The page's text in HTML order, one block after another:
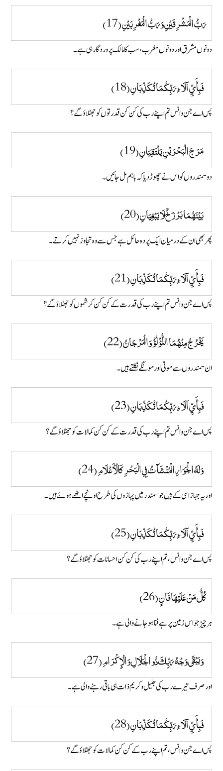
رَبُّ الْمَشْرِقَيْنِ وَرَبُّ الْمَغْرِبَيْنِ (17)
دونوں مشرق اور دونوں مغرب ، سب کا مالک پروردگار ہی ہے۔
فَبِأَيِّ آلَاءِ رَبِّكُمَا تُكَذِّبَانِ (18)
پس اے جن و انس تم اپنے رب کی کن کن قدرتوں کو جھٹلاؤ گے ؟
مَرَجَ الْبَحْرَيْنِ يَلْتَقِيَانِ (19)
دو سمندروں کو اس نے چھوڑ دیا کہ با ہم مل جائیں ۔
بَيْنَهُمَا بَرْزَخٌ لَا يَبْغِيَانِ (20)
پھر بھی ان کے درمیان ایک پردہ حائل ہے جس سے وہ تجاوز نہیں کرتے۔
فَبِأَيِّ آلَاءِ رَبِّكُمَا تُكَذِّبَانِ (21)
پس اے جن و انس تم اپنے رب کی قدرت کے کن کن کرشموں کو جھٹلاؤ گے؟
يَخْرُجُ مِنْهُمَا اللُّؤْلُؤُ وَالْمَرْجَانُ (22)
ان سمندروں سے موتی اور مونگے نکلتے ہیں۔
فَبِأَيِّ آلَاءِ رَبِّكُمَا تُكَذِّبَانِ (23)
پس اے جن و انس تم اپنے رب کی قدرت کے کن کن کمالات کو جھٹلاؤ گے؟
وَلَهُ الْجَوَارِ الْمُنْشَآتُ فِي الْبَحْرِ كَالْأَعْلَامِ (24)
اور یہ جہاز اسی کے ہیں جو سمندر میں پہاڑوں کی طرح اونچے اٹھے ہوئے ہیں۔
فَبِأَيِّ آلَاءِ رَبِّكُمَا تُكَذِّبَانِ (25)
پس اے جن و انس، تم اپنے رب کی کن کن احسانات کو جھٹلاؤگے ؟
كُلُّ مَنْ عَلَيْهَا فَانٍ (26)
ہر چیز جو اس زمین پر ہے فنا ہو جانے والی ہے ۔
وَيَبْقَى وَجْهُ رَبِّكَ ذُو الْجَلَالِ وَالْإِكْرَامِ (27)
اور صرف تیرے رب کی جلیل و کریم ذات ہی باقی رہنے والی ہے ۔
فَبِأَيِّ آلَاءِ رَبِّكُمَا تُكَذِّبَانِ (28)
پس اے جن و انس ، تم اپنے رب کے کن کن کما لات کو جھٹلاؤ گے؟